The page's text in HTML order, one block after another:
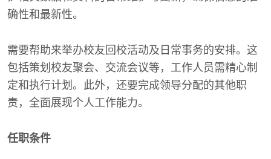
确性和最新性。
需要帮助来举办校友回校活动及日常事务的安排。这
包括策划校友聚会、交流会议等，工作人员需精心制
定和执行计划。此外，还要完成领导分配的其他职
责，全面展现个人工作能力。
任职条件